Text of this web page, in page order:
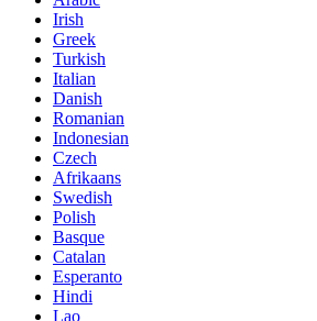
Irish
Greek
Turkish
Italian
Danish
Romanian
Indonesian
Czech
Afrikaans
Swedish
Polish
Basque
Catalan
Esperanto
Hindi
Lao